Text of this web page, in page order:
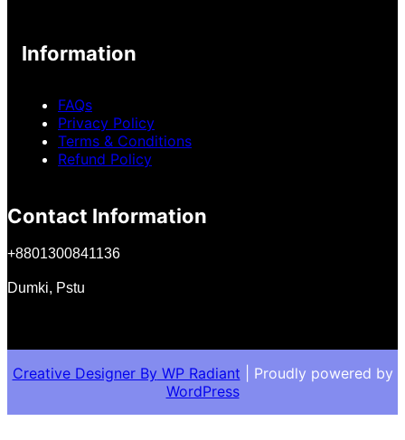
Information
FAQs
Privacy Policy
Terms & Conditions
Refund Policy
Contact Information
+8801300841136
Dumki, Pstu
Creative Designer By WP Radiant | Proudly powered by
WordPress